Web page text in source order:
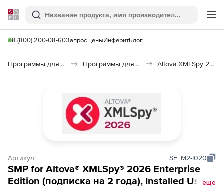
Softline
Поиск
8 (800) 200-08-60Запрос ценыИнферитБлог
Программы для программирования Программы для разработки ПО Altova XMLSpy 2026
Артикул: SE+M2-I020
SMP for Altova® XMLSpy® 2026 Enterprise
Edition (подписка на 2 года), Installed Users
еще